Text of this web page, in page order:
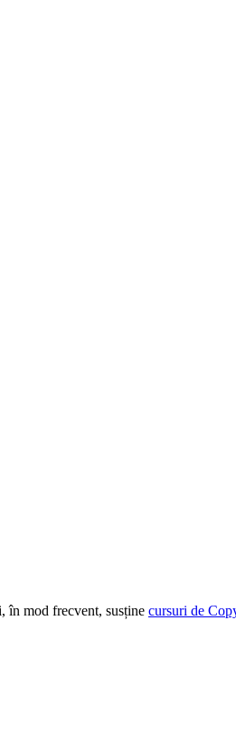
în mod frecvent, susține cursuri de